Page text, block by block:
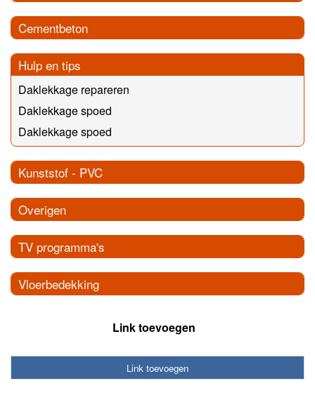
Cementbeton
Hulp en tips
Daklekkage repareren
Daklekkage spoed
Daklekkage spoed
Kunststof - PVC
Overigen
TV programma's
Vloerbedekking
Link toevoegen
Link toevoegen